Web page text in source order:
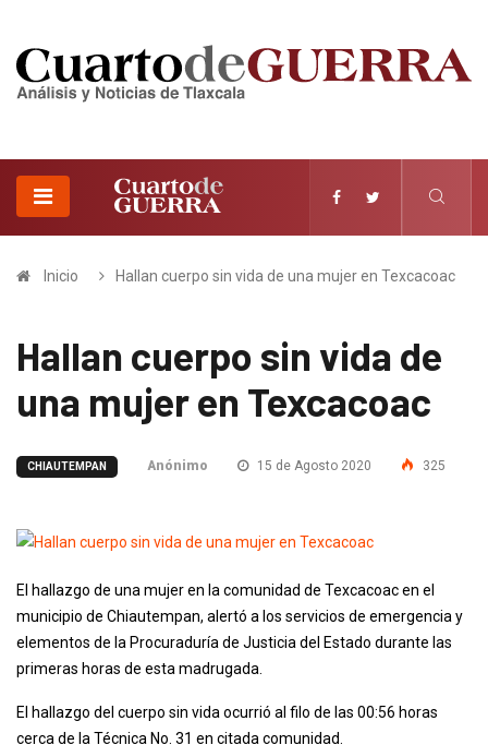
Inicio Hallan cuerpo sin vida de una mujer en Texcacoac
Hallan cuerpo sin vida de
una mujer en Texcacoac
CHIAUTEMPAN Anónimo 15 de Agosto 2020 325
El hallazgo de una mujer en la comunidad de Texcacoac en el
municipio de Chiautempan, alertó a los servicios de emergencia y
elementos de la Procuraduría de Justicia del Estado durante las
primeras horas de esta madrugada.
El hallazgo del cuerpo sin vida ocurrió al filo de las 00:56 horas
cerca de la Técnica No. 31 en citada comunidad.